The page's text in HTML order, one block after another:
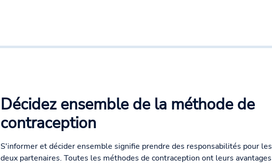
Décidez ensemble de la méthode de
contraception
S'informer et décider ensemble signifie prendre des responsabilités pour les
deux partenaires. Toutes les méthodes de contraception ont leurs avantages